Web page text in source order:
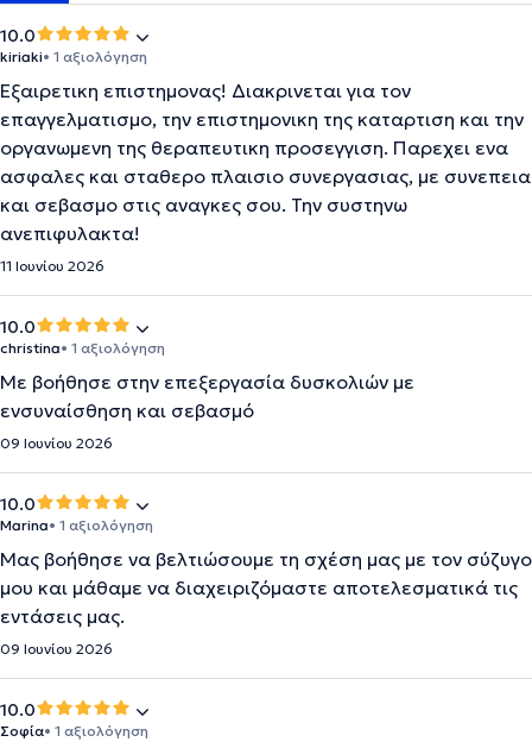
10.0
kiriaki• 1 αξιολόγηση
Εξαιρετικη επιστημονας! Διακρινεται για τον
επαγγελματισμο, την επιστημονικη της καταρτιση και την
οργανωμενη της θεραπευτικη προσεγγιση. Παρεχει ενα
ασφαλες και σταθερο πλαισιο συνεργασιας, με συνεπεια
και σεβασμο στις αναγκες σου. Την συστηνω
ανεπιφυλακτα!
11 Ιουνίου 2026
10.0
christina• 1 αξιολόγηση
Με βοήθησε στην επεξεργασία δυσκολιών με
ενσυναίσθηση και σεβασμό
09 Ιουνίου 2026
10.0
Marina• 1 αξιολόγηση
Μας βοήθησε να βελτιώσουμε τη σχέση μας με τον σύζυγο
μου και μάθαμε να διαχειριζόμαστε αποτελεσματικά τις
εντάσεις μας.
09 Ιουνίου 2026
10.0
Σοφία• 1 αξιολόγηση